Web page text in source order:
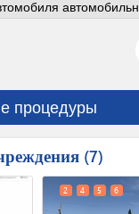
процедуры
7
2 4 5 6